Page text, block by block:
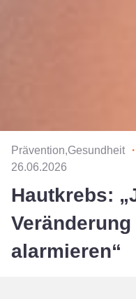
Prävention,Gesundheit ・
26.06.2026
Hautkrebs:
alarmieren“